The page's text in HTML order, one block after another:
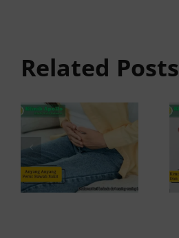
Related Posts
dan Perut
Bawah
Sakit: Apa
Penyebabnya?